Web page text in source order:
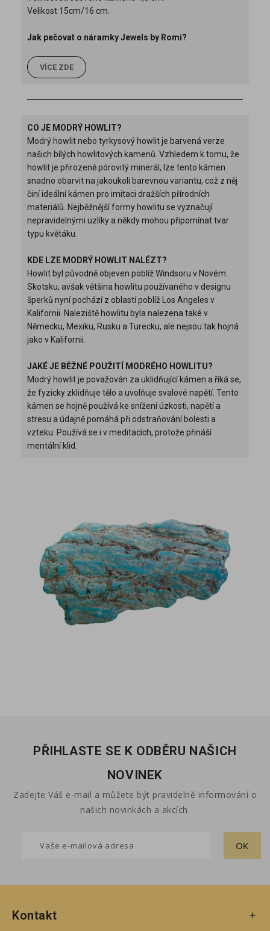
Velikost 15cm/16 cm.
Jak pečovat o náramky Jewels by Romi?
VÍCE ZDE
CO JE MODRÝ HOWLIT?
Modrý howlit nebo tyrkysový howlit je barvená verze
našich bílých howlitových kamenů. Vzhledem k tomu, že
howlit je přirozeně pórovitý minerál, lze tento kámen
snadno obarvit na jakoukoli barevnou variantu, což z něj
činí ideální kámen pro imitaci dražších přírodních
materiálů. Nejběžnější formy howlitu se vyznačují
nepravidelnými uzlíky a někdy mohou připomínat tvar
typu květáku.
KDE LZE MODRÝ HOWLIT NALÉZT?
Howlit byl původně objeven poblíž Windsoru v Novém
Skotsku, avšak většina howlitu používaného v designu
šperků nyní pochází z oblastí poblíž Los Angeles v
Kalifornii. Naleziště howlitu byla nalezena také v
Německu, Mexiku, Rusku a Turecku, ale nejsou tak hojná
jako v Kalifornii.
JAKÉ JE BĚŽNÉ POUŽITÍ MODRÉHO HOWLITU?
Modrý howlit je považován za uklidňující kámen a říká se,
že fyzicky zklidňuje tělo a uvolňuje svalové napětí. Tento
kámen se hojně používá ke snížení úzkosti, napětí a
stresu a údajně pomáhá při odstraňování bolesti a
vzteku. Používá se i v meditacích, protože přináší
mentální klid.
PŘIHLASTE SE K ODBĚRU NAŠICH
NOVINEK
Zadejte Váš e-mail a můžete být pravidelně informování o
našich novinkách a akcích.
Kontakt 